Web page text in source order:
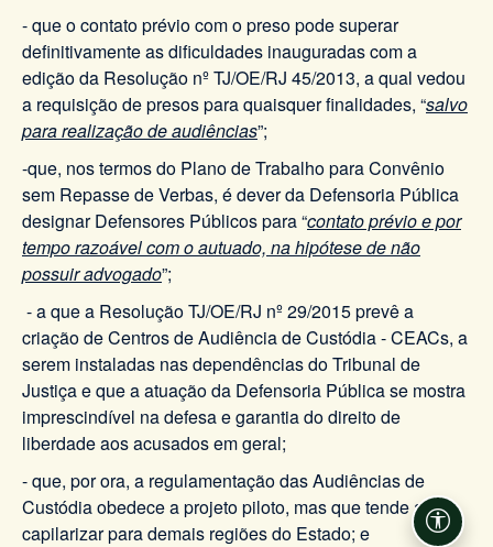
- que o contato prévio com o preso pode superar
definitivamente as dificuldades inauguradas com a
edição da Resolução nº TJ/OE/RJ 45/2013, a qual vedou
a requisição de presos para quaisquer finalidades, “salvo
para realização de audiências”;
-que, nos termos do Plano de Trabalho para Convênio
sem Repasse de Verbas, é dever da Defensoria Pública
designar Defensores Públicos para “contato prévio e por
tempo razoável com o autuado, na hipótese de não
possuir advogado”;
- a que a Resolução TJ/OE/RJ nº 29/2015 prevê a
criação de Centros de Audiência de Custódia - CEACs, a
serem instaladas nas dependências do Tribunal de
Justiça e que a atuação da Defensoria Pública se mostra
imprescindível na defesa e garantia do direito de
liberdade aos acusados em geral;
- que, por ora, a regulamentação das Audiências de
Custódia obedece a projeto piloto, mas que tende a se
capilarizar para demais regiões do Estado; e